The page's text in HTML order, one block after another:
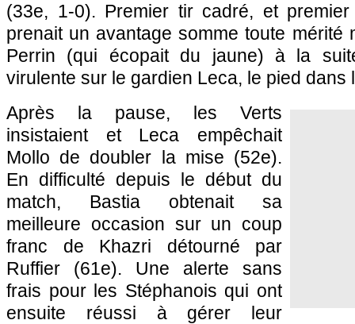
(33e, 1-0). Premier tir cadré, et
prenait un avantage somme toute mérité
Perrin (qui écopait du jaune) à la
virulente sur le gardien Leca, le pied dans
Après la pause, les Verts
insistaient et Leca empêchait
Mollo de doubler la mise (52e).
En difficulté depuis le début du
match, Bastia obtenait sa
meilleure occasion sur un coup
franc de Khazri détourné par
Ruffier (61e). Une alerte sans
frais pour les Stéphanois qui ont
ensuite réussi à gérer leur